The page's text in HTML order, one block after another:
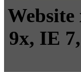
9x, IE